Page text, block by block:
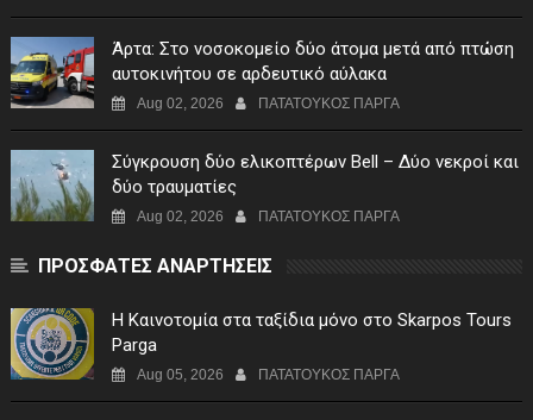
Άρτα: Στο νοσοκομείο δύο άτομα μετά από πτώση
αυτοκινήτου σε αρδευτικό αύλακα
Aug 02, 2026 ΠΑΤΑΤΟΥΚΟΣ ΠΑΡΓΑ
Σύγκρουση δύο ελικοπτέρων Bell – Δύο νεκροί και
δύο τραυματίες
Aug 02, 2026 ΠΑΤΑΤΟΥΚΟΣ ΠΑΡΓΑ
ΠΡΟΣΦΑΤΕΣ ΑΝΑΡΤΗΣΕΙΣ
Η Καινοτομία στα ταξίδια μόνο στο Skarpos Tours
Parga
Aug 05, 2026 ΠΑΤΑΤΟΥΚΟΣ ΠΑΡΓΑ